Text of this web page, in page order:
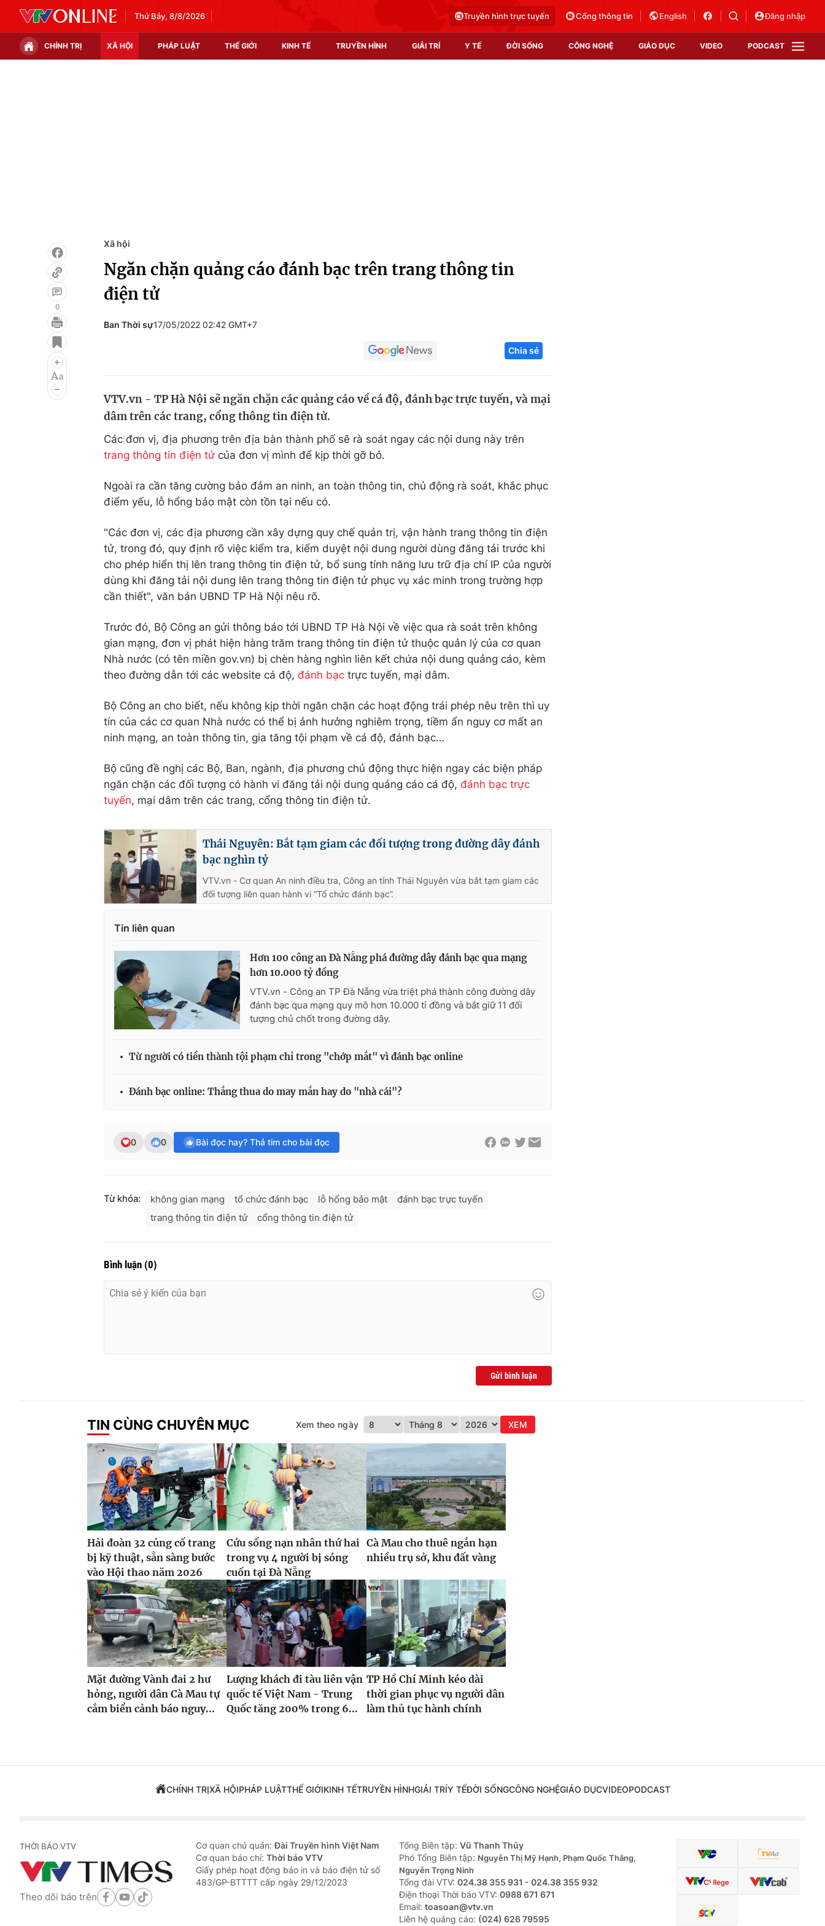
Thứ Bảy, 8/8/2026 Truyền hình trực tuyến Cổng thông tin English Đăng nhập
CHÍNH TRỊ XÃ HỘI PHÁP LUẬT THẾ GIỚI KINH TẾ TRUYỀN HÌNH GIẢI TRÍ Y TẾ ĐỜI SỐNG CÔNG NGHỆ GIÁO DỤC VIDEO PODCAST
Infographic
Điện ảnh
Âm nhạc
Chất lượng cuộc sống
Tuyển sinh
Hitech Công nghệ tương lai
Thị trường
0
Xã hội
Ngăn chặn quảng cáo đánh bạc trên trang thông tin
điện tử
Ban Thời sự17/05/2022 02:42 GMT+7
Chia sẻ
VTV.vn - TP Hà Nội sẽ ngăn chặn các quảng cáo về cá độ, đánh bạc trực tuyến, và mại
dâm trên các trang, cổng thông tin điện tử.
Các đơn vị, địa phương trên địa bàn thành phố sẽ rà soát ngay các nội dung này trên
trang thông tin điện tử của đơn vị mình để kịp thời gỡ bỏ.
Ngoài ra cần tăng cường bảo đảm an ninh, an toàn thông tin, chủ động rà soát, khắc phục
điểm yếu, lỗ hổng bảo mật còn tồn tại nếu có.
"Các đơn vị, các địa phương cần xây dựng quy chế quản trị, vận hành trang thông tin điện
tử, trong đó, quy định rõ việc kiểm tra, kiểm duyệt nội dung người dùng đăng tải trước khi
cho phép hiển thị lên trang thông tin điện tử, bổ sung tính năng lưu trữ địa chỉ IP của người
dùng khi đăng tải nội dung lên trang thông tin điện tử phục vụ xác minh trong trường hợp
cần thiết", văn bản UBND TP Hà Nội nêu rõ.
Trước đó, Bộ Công an gửi thông báo tới UBND TP Hà Nội về việc qua rà soát trên không
gian mạng, đơn vị phát hiện hàng trăm trang thông tin điện tử thuộc quản lý của cơ quan
Nhà nước (có tên miền gov.vn) bị chèn hàng nghìn liên kết chứa nội dung quảng cáo, kèm
theo đường dẫn tới các website cá độ, đánh bạc trực tuyến, mại dâm.
Bộ Công an cho biết, nếu không kịp thời ngăn chặn các hoạt động trái phép nêu trên thì uy
tín của các cơ quan Nhà nước có thể bị ảnh hưởng nghiêm trọng, tiềm ẩn nguy cơ mất an
ninh mạng, an toàn thông tin, gia tăng tội phạm về cá độ, đánh bạc…
Bộ cũng đề nghị các Bộ, Ban, ngành, địa phương chủ động thực hiện ngay các biện pháp
ngăn chặn các đối tượng có hành vi đăng tải nội dung quảng cáo cá độ, đánh bạc trực
tuyến, mại dâm trên các trang, cổng thông tin điện tử.
Thái Nguyên: Bắt tạm giam các đối tượng trong đường dây đánh
bạc nghìn tỷ
VTV.vn - Cơ quan An ninh điều tra, Công an tỉnh Thái Nguyên vừa bắt tạm giam các
đối tượng liên quan hành vi “Tổ chức đánh bạc”.
Tin liên quan
Hơn 100 công an Đà Nẵng phá đường dây đánh bạc qua mạng
hơn 10.000 tỷ đồng
VTV.vn - Công an TP Đà Nẵng vừa triệt phá thành công đường dây
đánh bạc qua mạng quy mô hơn 10.000 tỉ đồng và bắt giữ 11 đối
tượng chủ chốt trong đường dây.
Từ người có tiền thành tội phạm chỉ trong "chớp mắt" vì đánh bạc online
Đánh bạc online: Thắng thua do may mắn hay do "nhà cái"?
0 0 Bài đọc hay? Thả tim cho bài đọc
Từ khóa: không gian mạng tổ chức đánh bạc lỗ hổng bảo mật
đánh bạc trực tuyến
trang thông tin điện tử
cổng thông tin điện tử
Bình luận (0)
Gửi bình luận
TIN CÙNG CHUYÊN MỤC Xem theo ngày XEM
Hải đoàn 32 củng cố trang
bị kỹ thuật, sẵn sàng bước
vào Hội thao năm 2026
Cứu sống nạn nhân thứ hai
trong vụ 4 người bị sóng
cuốn tại Đà Nẵng
Cà Mau cho thuê ngắn hạn
nhiều trụ sở, khu đất vàng
Mặt đường Vành đai 2 hư
hỏng, người dân Cà Mau tự
cắm biển cảnh báo nguy...
Lượng khách đi tàu liên vận
quốc tế Việt Nam - Trung
Quốc tăng 200% trong 6...
TP Hồ Chí Minh kéo dài
thời gian phục vụ người dân
làm thủ tục hành chính
CHÍNH TRỊXÃ HỘIPHÁP LUẬTTHẾ GIỚIKINH TẾTRUYỀN HÌNHGIẢI TRÍY TẾĐỜI SỐNGCÔNG NGHỆGIÁO DỤCVIDEOPODCAST
THỜI BÁO VTV
Theo dõi báo trên
Cơ quan chủ quản:Đài Truyền hình Việt Nam
Cơ quan báo chí: Thời báo VTV
Giấy phép hoạt động báo in và báo điện tử số
483/GP-BTTTT cấp ngày 29/12/2023
Tổng Biên tập: Vũ Thanh Thủy
Phó Tổng Biên tập: Nguyễn Thị Mỹ Hạnh, Phạm Quốc Thắng,
Nguyễn Trọng Ninh
Tổng đài VTV: 024.38 355 931 - 024.38 355 932
Ðiện thoại Thời báo VTV: 0988 671 671
Email: toasoan@vtv.vn
Liên hệ quảng cáo: (024) 626 79595